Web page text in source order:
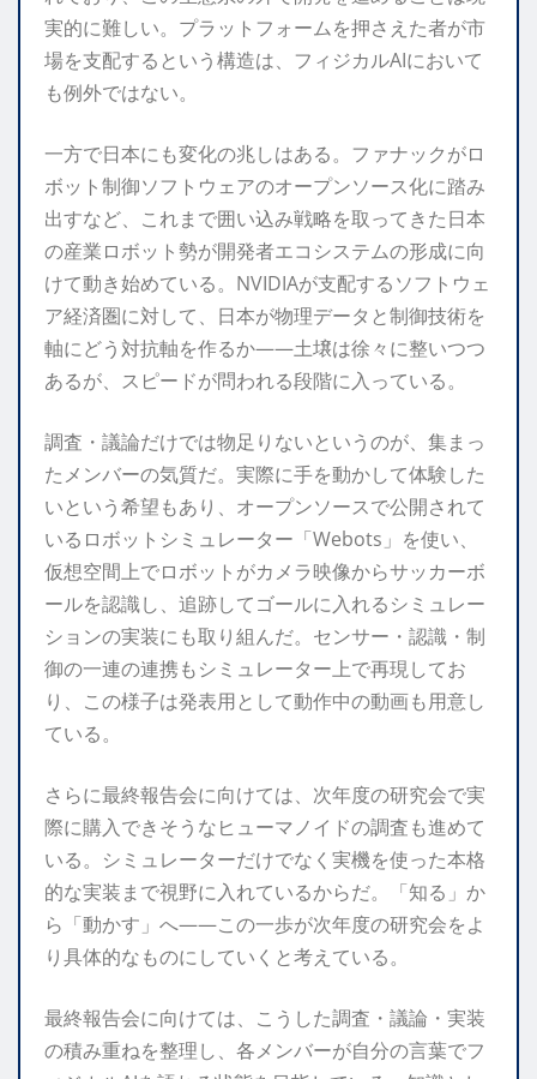
実的に難しい。プラットフォームを押さえた者が市
場を支配するという構造は、フィジカルAIにおいて
も例外ではない。
一方で日本にも変化の兆しはある。ファナックがロ
ボット制御ソフトウェアのオープンソース化に踏み
出すなど、これまで囲い込み戦略を取ってきた日本
の産業ロボット勢が開発者エコシステムの形成に向
けて動き始めている。NVIDIAが支配するソフトウェ
ア経済圏に対して、日本が物理データと制御技術を
軸にどう対抗軸を作るか——土壌は徐々に整いつつ
あるが、スピードが問われる段階に入っている。
調査・議論だけでは物足りないというのが、集まっ
たメンバーの気質だ。実際に手を動かして体験した
いという希望もあり、オープンソースで公開されて
いるロボットシミュレーター「Webots」を使い、
仮想空間上でロボットがカメラ映像からサッカーボ
ールを認識し、追跡してゴールに入れるシミュレー
ションの実装にも取り組んだ。センサー・認識・制
御の一連の連携もシミュレーター上で再現してお
り、この様子は発表用として動作中の動画も用意し
ている。
さらに最終報告会に向けては、次年度の研究会で実
際に購入できそうなヒューマノイドの調査も進めて
いる。シミュレーターだけでなく実機を使った本格
的な実装まで視野に入れているからだ。「知る」か
ら「動かす」へ——この一歩が次年度の研究会をよ
り具体的なものにしていくと考えている。
最終報告会に向けては、こうした調査・議論・実装
の積み重ねを整理し、各メンバーが自分の言葉でフ